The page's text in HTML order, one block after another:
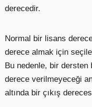
derecedir.
Normal bir lisans
derece almak için
Bu nedenle, bir dersten
derece verilmeyeceği
altında bir çıkış